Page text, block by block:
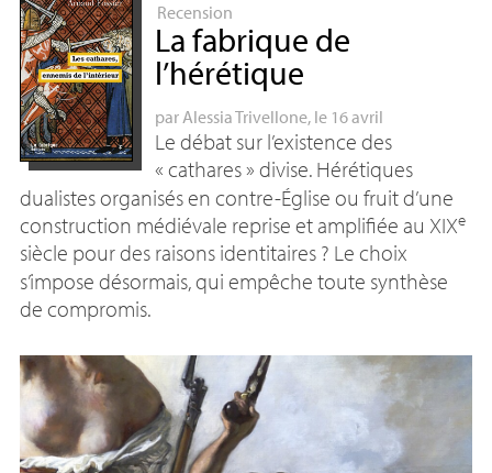
Recension
La fabrique de
l’hérétique
parAlessia Trivellone, le 16 avril
Le débat sur l’existence des
« cathares» divise. Hérétiques
dualistes organisés en contre-Église ou fruit d’une
construction médiévale reprise et amplifiée au XIXe
siècle pour des raisons identitaires ? Le choix
s’impose désormais, qui empêche toute synthèse
de compromis.